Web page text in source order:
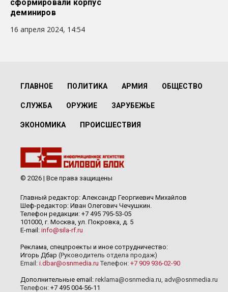
сформировали корпус
деминиров
16 апреля 2024, 14:54
ГЛАВНОЕ ПОЛИТИКА АРМИЯ ОБЩЕСТВО
СЛУЖБА ОРУЖИЕ ЗАРУБЕЖЬЕ
ЭКОНОМИКА ПРОИСШЕСТВИЯ
© 2026 | Все права защищены
Главный редактор: Александр Георгиевич Михайлов
Шеф-редактор: Иван Олегович Чечушкин.
Телефон редакции: +7 495 795-53-05
101000, г. Москва, ул. Покровка, д. 5
E-mail: info@sila-rf.ru
Реклама, спецпроекты и иное сотрудничество:
Игорь Дбар (Руководитель отдела продаж)
Email: i.dbar@osnmedia.ru Телефон: +7 909 936-02-90
Дополнительные email: reklama@osnmedia.ru, adv@osnmedia.ru
Телефон: +7 495 004-56-11